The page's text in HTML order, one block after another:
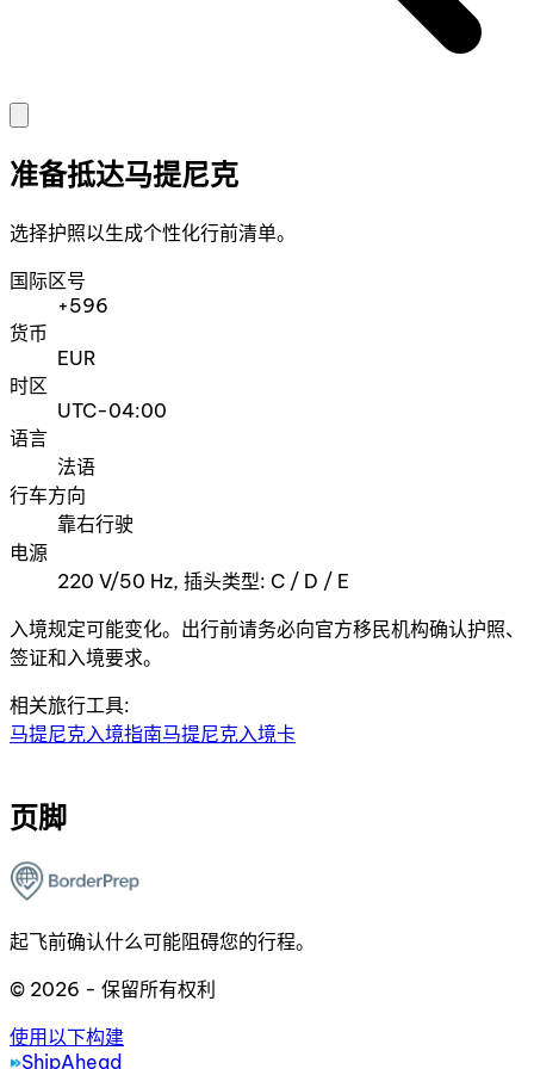
准备抵达马提尼克
选择护照以生成个性化行前清单。
国际区号
+596
货币
EUR
时区
UTC-04:00
语言
法语
行车方向
靠右行驶
电源
220 V/50 Hz, 插头类型: C / D / E
入境规定可能变化。出行前请务必向官方移民机构确认护照、
签证和入境要求。
相关旅行工具:
马提尼克入境指南马提尼克入境卡
页脚
起飞前确认什么可能阻碍您的行程。
© 2026 - 保留所有权利
使用以下构建
ShipAhead